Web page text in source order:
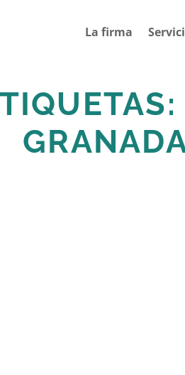
La firma